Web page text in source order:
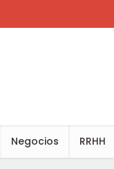
Negocios RRHH